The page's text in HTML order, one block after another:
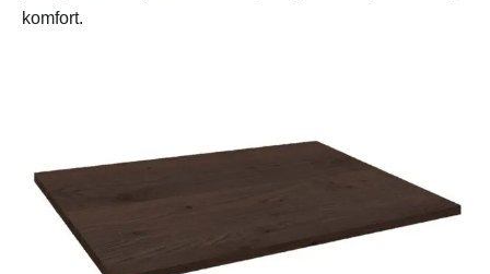
komfort.